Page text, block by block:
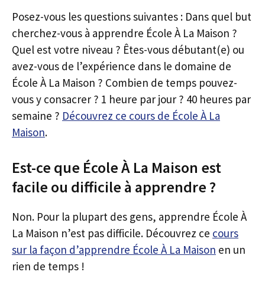
Posez-vous les questions suivantes : Dans quel but
cherchez-vous à apprendre École À La Maison ?
Quel est votre niveau ? Êtes-vous débutant(e) ou
avez-vous de l’expérience dans le domaine de
École À La Maison ? Combien de temps pouvez-
vous y consacrer ? 1 heure par jour ? 40 heures par
semaine ? Découvrez ce cours de École À La
Maison.
Est-ce que École À La Maison est
facile ou difficile à apprendre ?
Non. Pour la plupart des gens, apprendre École À
La Maison n’est pas difficile. Découvrez ce cours
sur la façon d’apprendre École À La Maison en un
rien de temps !